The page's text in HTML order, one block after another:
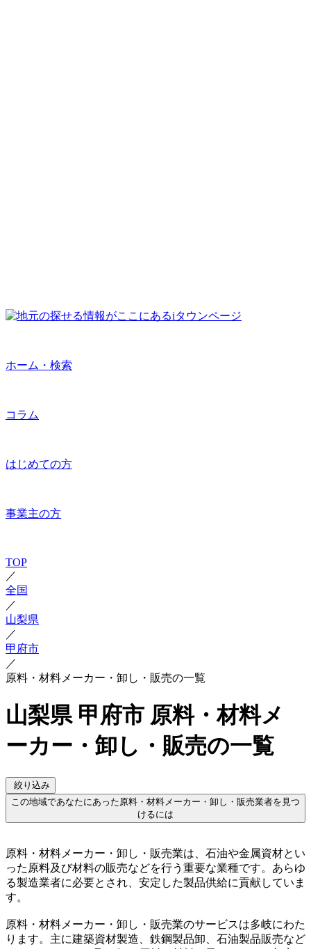
ホーム・検索
コラム
はじめての方
事業主の方
TOP
／
全国
／
山梨県
／
甲府市
／
原料・材料メーカー・卸し・販売の一覧
山梨県 甲府市 原料・材料メ
ーカー・卸し・販売の一覧
絞り込み
この地域であなたにあった原料・材料メーカー・卸し・販売業者を見つ
けるには
原料・材料メーカー・卸し・販売業は、石油や金属資材とい
った原料及び材料の販売などを行う重要な業種です。あらゆ
る製造業者に必要とされ、安定した製品供給に貢献していま
す。
原料・材料メーカー・卸し・販売業のサービスは多岐にわた
ります。主に建築資材製造、鉄鋼製品卸、石油製品販売など